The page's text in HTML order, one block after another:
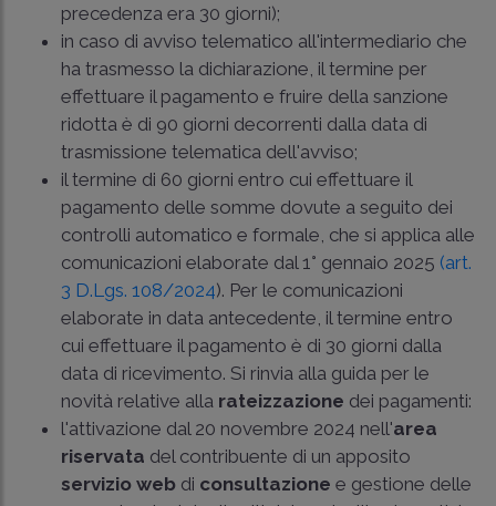
precedenza era 30 giorni);
in caso di avviso telematico all'intermediario che
ha trasmesso la dichiarazione, il termine per
effettuare il pagamento e fruire della sanzione
ridotta è di 90 giorni decorrenti dalla data di
trasmissione telematica dell'avviso;
il termine di 60 giorni entro cui effettuare il
pagamento delle somme dovute a seguito dei
controlli automatico e formale, che si applica alle
comunicazioni elaborate dal 1° gennaio 2025 (art.
3 D.Lgs. 108/2024). Per le comunicazioni
elaborate in data antecedente, il termine entro
cui effettuare il pagamento è di 30 giorni dalla
data di ricevimento. Si rinvia alla guida per le
novità relative alla rateizzazione dei pagamenti:
l'attivazione dal 20 novembre 2024 nell'area
riservata del contribuente di un apposito
servizio web di consultazione e gestione delle